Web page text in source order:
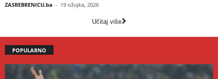
ZASREBRENICU.ba - 19 ožujka, 2026
Učitaj više
POPULARNO